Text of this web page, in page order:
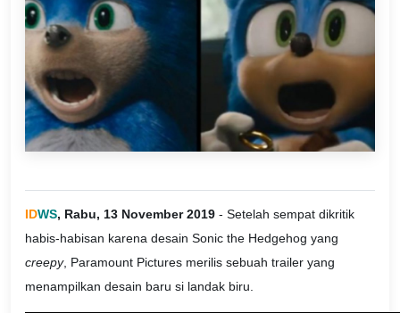
IDWS, Rabu, 13 November 2019 - Setelah sempat dikritik
habis-habisan karena desain Sonic the Hedgehog yang
creepy, Paramount Pictures merilis sebuah trailer yang
menampilkan desain baru si landak biru.